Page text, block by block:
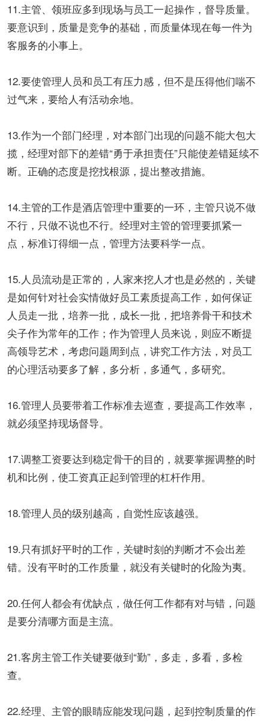
11.主管、领班应多到现场与员工一起操作，督导质量。
要意识到，质量是竞争的基础，而质量体现在每一件为
客服务的小事上。
12.要使管理人员和员工有压力感，但不是压得他们喘不
过气来，要给人有活动余地。
13.作为一个部门经理，对本部门出现的问题不能大包大
揽，经理对部下的差错“勇于承担责任”只能使差错延续不
断。正确的态度是挖找根源，提出整改措施。
14.主管的工作是酒店管理中重要的一环，主管只说不做
不行，只做不说也不行。经理对主管的管理要抓紧一
点，标准订得细一点，管理方法要科学一点。
15.人员流动是正常的，人家来挖人才也是必然的，关键
是如何针对社会实情做好员工素质提高工作，如何保证
人员走一批，培养一批，成长一批，把培养骨干和技术
尖子作为常年的工作；作为管理人员来说，则应不断提
高领导艺术，考虑问题周到点，讲究工作方法，对员工
的心理活动要多了解，多分析，多通气，多研究。
16.管理人员要带着工作标准去巡查，要提高工作效率，
就必须坚持现场督导。
17.调整工资要达到稳定骨干的目的，就要掌握调整的时
机和比例，使工资真正起到管理的杠杆作用。
18.管理人员的级别越高，自觉性应该越强。
19.只有抓好平时的工作，关键时刻的判断才不会出差
错。没有平时的工作质量，就没有关键时的化险为夷。
20.任何人都会有优缺点，做任何工作都有对与错，问题
是要分清哪方面是主流。
21.客房主管工作关键要做到“勤”，多走，多看，多检
查。
22.经理、主管的眼睛应能发现问题，起到控制质量的作